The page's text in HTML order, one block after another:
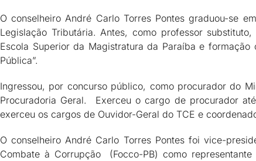
O conselheiro André Carlo Torres Pontes graduou-se
Legislação Tributária. Antes, como professor
Escola Superior da Magistratura da Paraíba e
Pública”.
Ingressou, por concurso público, como procurador do
Procuradoria Geral. Exerceu o cargo de procurador
exerceu os cargos de Ouvidor-Geral do TCE e
O conselheiro André Carlo Torres Pontes foi vice-
Combate à Corrupção (Focco-PB) como